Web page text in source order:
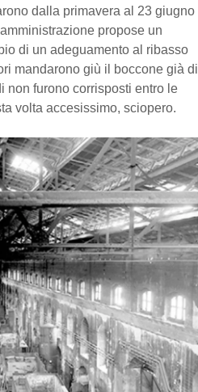
dalla primavera al 23 giugno
propose un
di un adeguamento al ribasso
mandarono giù il boccone già di
non furono corrisposti entro le
volta accesissimo, sciopero.